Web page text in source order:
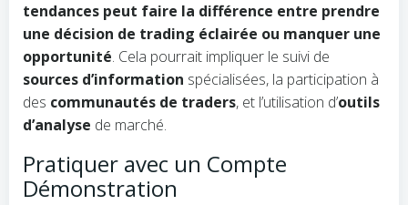
tendances peut faire la différence entre prendre
une décision de trading éclairée ou manquer une
opportunité. Cela pourrait impliquer le suivi de
sources d’information spécialisées, la participation à
des communautés de traders, et l’utilisation d’outils
d’analyse de marché.
Pratiquer avec un Compte
Démonstration